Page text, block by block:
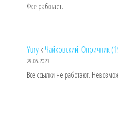
Фсе работает.
YuryкЧайковский. Опричник
29.05.2023
Все ссылки не работают.